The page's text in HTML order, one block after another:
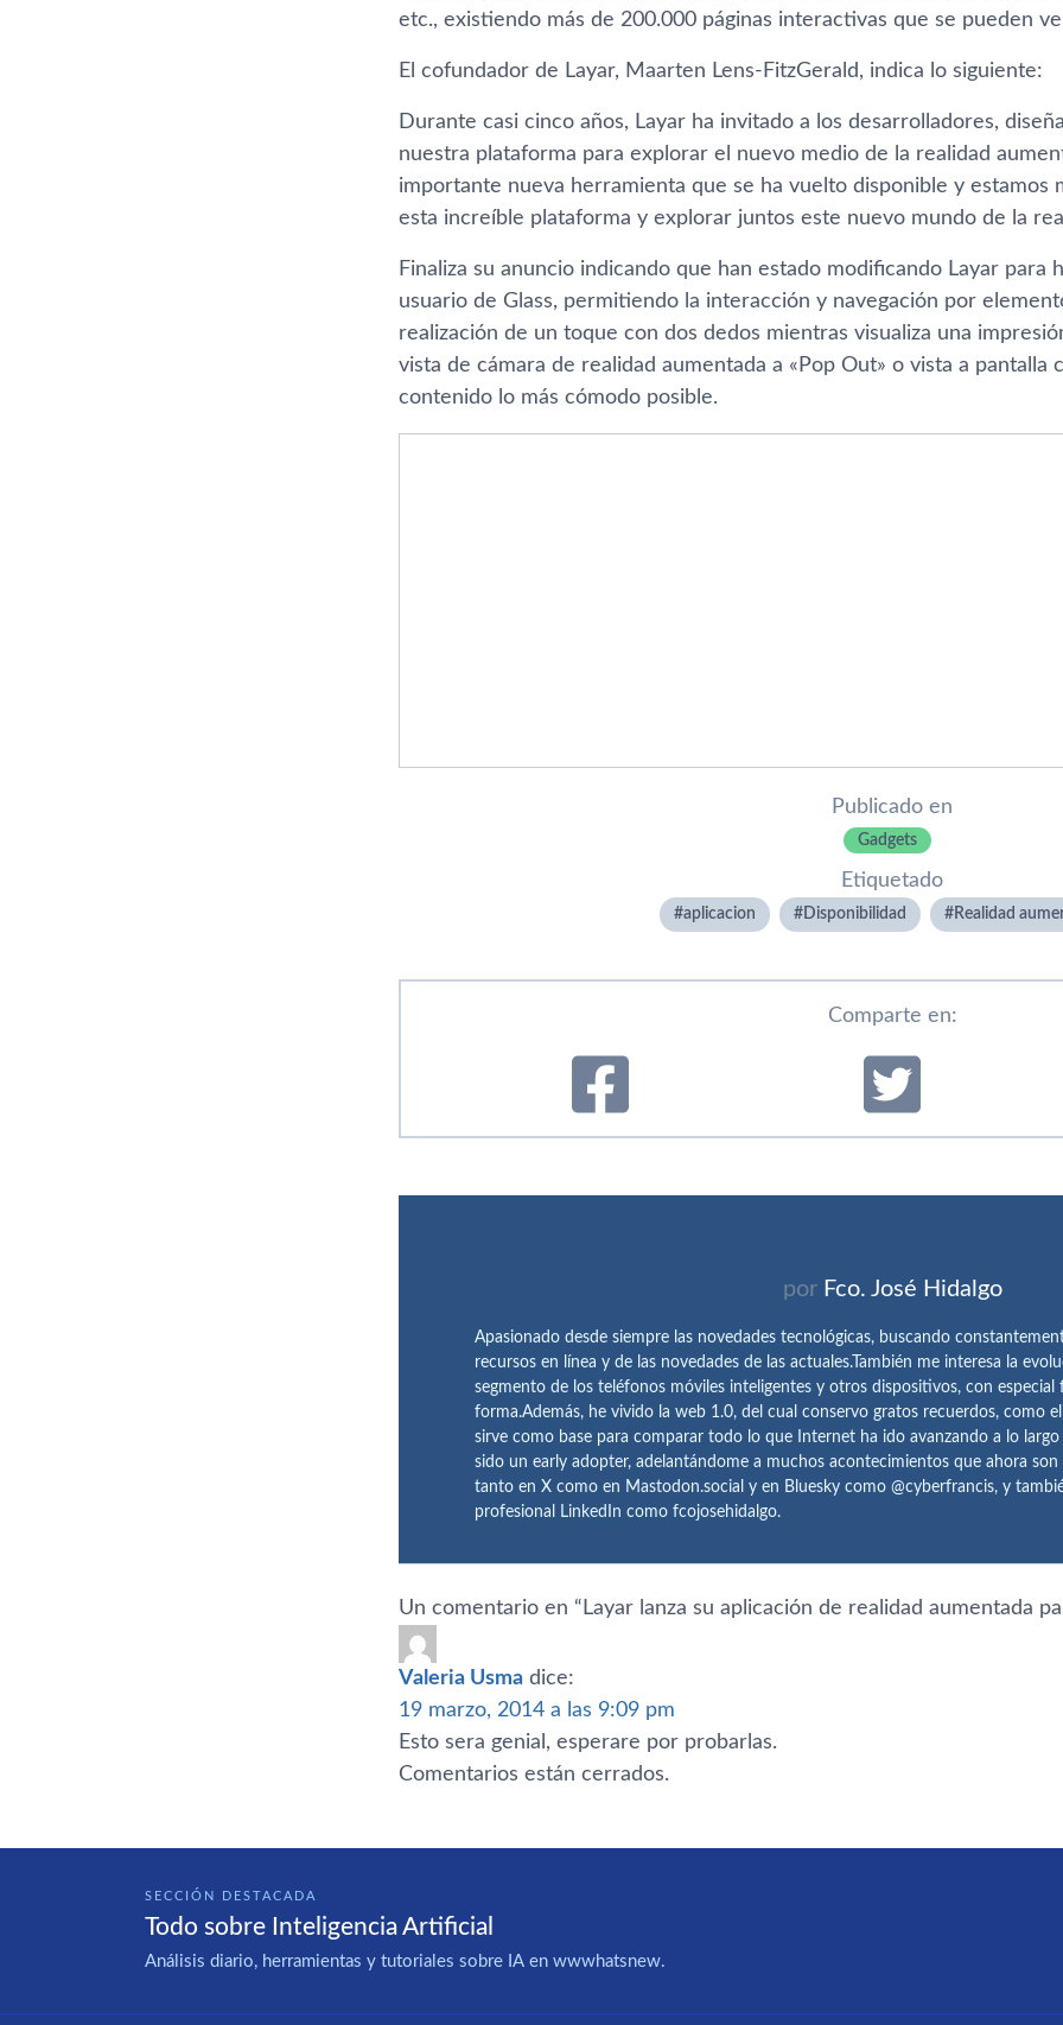
etc., existiendo más de 200.000 páginas interactivas que se pueden
El cofundador de Layar, Maarten Lens-FitzGerald, indica lo siguiente:
Durante casi cinco años, Layar ha invitado a los desarrolladores,
nuestra plataforma para explorar el nuevo medio de la realidad
importante nueva herramienta que se ha vuelto disponible y estamos
esta increí­ble plataforma y explorar juntos este nuevo mundo de la
Finaliza su anuncio indicando que han estado modificando Layar para
usuario de Glass, permitiendo la interacción y navegación por
realización de un toque con dos dedos mientras visualiza una
vista de cámara de realidad aumentada a «Pop Out» o vista a pantalla
contenido lo más cómodo posible.
Publicado en
Gadgets
Etiquetado
aplicacion Disponibilidad Realidad
Comparte en:
por Fco. José Hidalgo
Apasionado desde siempre las novedades tecnológicas, buscando
recursos en línea y de las novedades de las actuales.También me interesa la
segmento de los teléfonos móviles inteligentes y otros dispositivos, con
forma.Además, he vivido la web 1.0, del cual conservo gratos recuerdos, como
sirve como base para comparar todo lo que Internet ha ido avanzando a lo largo
sido un early adopter, adelantándome a muchos acontecimientos que ahora
tanto en X como en Mastodon.social y en Bluesky como @cyberfrancis, y
profesional LinkedIn como fcojosehidalgo.
Un comentario en “ Layar lanza su aplicación de realidad aumentada
Valeria Usma dice:
19 marzo, 2014 a las 9:09 pm
Esto sera genial, esperare por probarlas.
Comentarios están cerrados.
SECCIÓN DESTACADA
Todo sobre Inteligencia Artificial
Análisis diario, herramientas y tutoriales sobre IA en wwwhatsnew.